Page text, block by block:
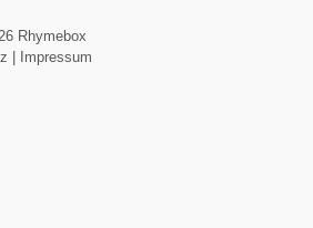
Rhymebox
Impressum